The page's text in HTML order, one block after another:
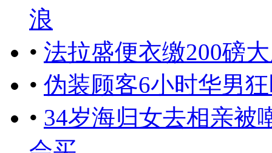
浪
• 法拉盛便衣缴200磅
• 伪装顾客6小时华男
• 34岁海归女去相亲